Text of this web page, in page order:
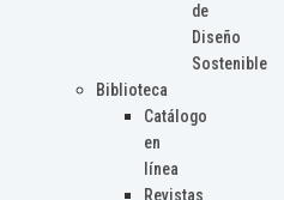
de
Diseño
Sostenible
Biblioteca
Catálogo
en
línea
Revistas